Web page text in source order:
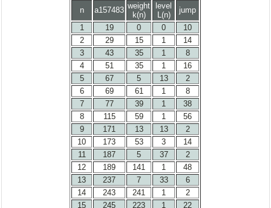
n a157483 weight
k(n)
level
L(n)
jump
1
19 0 0
10
2
29 15 1
14
3
43 35 1
8
4
51 35 1
16
5
67 5 13
2
6
69 61 1
8
7
77 39 1
38
8
115 59 1
56
9
171 13 13
2
10
173 53 3
14
11
187 5 37
2
12
189 141 1
48
13
237 7 33
6
14
243 241 1
2
15
245 223 1 22